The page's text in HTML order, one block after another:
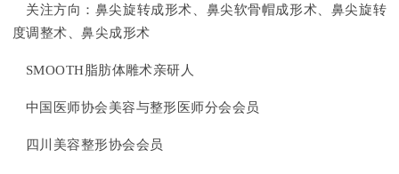
关注方向：鼻尖旋转成形术、鼻尖软骨帽成形术、鼻尖旋转
度调整术、鼻尖成形术
SMOOTH脂肪体雕术亲研人
中国医师协会美容与整形医师分会会员
四川美容整形协会会员